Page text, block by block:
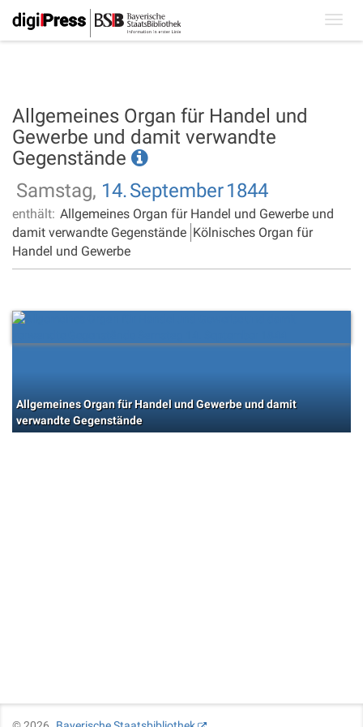
Allgemeines Organ für Handel und
Gewerbe und damit verwandte
Gegenstände
Samstag, 14.September1844
enthält: Allgemeines Organ für Handel und Gewerbe und
damit verwandte Gegenstände Kölnisches Organ für
Handel und Gewerbe
Allgemeines Organ für Handel und Gewerbe und damit
verwandte Gegenstände